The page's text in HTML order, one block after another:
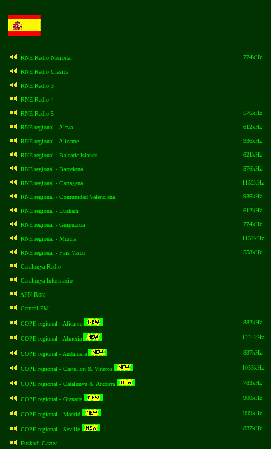
RNE Radio Nacional 774kHz
RNE Radio Clasica
RNE Radio 3
RNE Radio 4
RNE Radio 5 576kHz
RNE regional - Alava 612kHz
RNE regional - Alicante 936kHz
RNE regional - Balearic Islands 621kHz
RNE regional - Barcelona 576kHz
RNE regional - Cartagena 1152kHz
RNE regional - Comunidad Valenciana 936kHz
RNE regional - Euskadi 612kHz
RNE regional - Guipuzcoa 774kHz
RNE regional - Murcia 1152kHz
RNE regional - Pais Vasco 558kHz
Catalunya Radio
Catalunya Informacio
AFN Rota
Central FM
COPE regional - Alicante 882kHz
COPE regional - Almeria 1224kHz
COPE regional - Andalusia 837kHz
COPE regional - Castellon & Vinaros 1053kHz
COPE regional - Catalunya & Andorra 783kHz
COPE regional - Granada 900kHz
COPE regional - Madrid 999kHz
COPE regional - Seville 837kHz
Euskadi Gaztea